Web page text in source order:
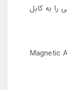
را به کابل